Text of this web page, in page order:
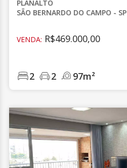
PLANALTO
SÃO BERNARDO DO CAMPO - SP
VENDA: R$469.000,00
2 2 97m²